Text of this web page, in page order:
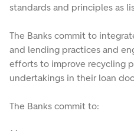
standards and principles as
The Banks commit to
and lending practices and
efforts to improve recycling
undertakings in their loan
The Banks commit to: